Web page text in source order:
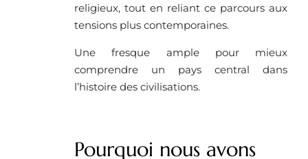
religieux, tout en reliant ce parcours aux
tensions plus contemporaines.
Une fresque ample pour mieux
comprendre un pays central dans
l’histoire des civilisations.
Pourquoi nous avons